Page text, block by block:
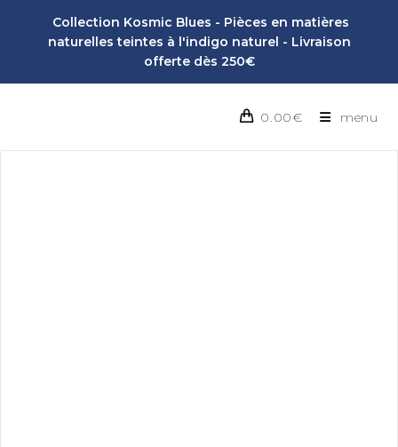
Collection Kosmic Blues - Pièces en matières
naturelles teintes à l'indigo naturel - Livraison
offerte dès 250€
0.00€ menu